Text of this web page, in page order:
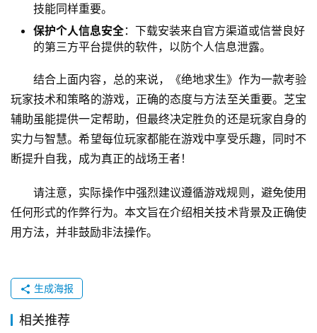
技能同样重要。
保护个人信息安全：下载安装来自官方渠道或信誉良好
的第三方平台提供的软件，以防个人信息泄露。
结合上面内容，总的来说，《绝地求生》作为一款考验
玩家技术和策略的游戏，正确的态度与方法至关重要。芝宝
辅助虽能提供一定帮助，但最终决定胜负的还是玩家自身的
实力与智慧。希望每位玩家都能在游戏中享受乐趣，同时不
断提升自我，成为真正的战场王者！
请注意，实际操作中强烈建议遵循游戏规则，避免使用
任何形式的作弊行为。本文旨在介绍相关技术背景及正确使
用方法，并非鼓励非法操作。
生成海报
相关推荐